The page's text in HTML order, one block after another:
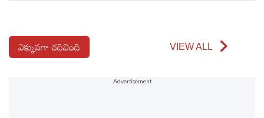
ఎక్కువగా చదివింది VIEW ALL
Advertisement